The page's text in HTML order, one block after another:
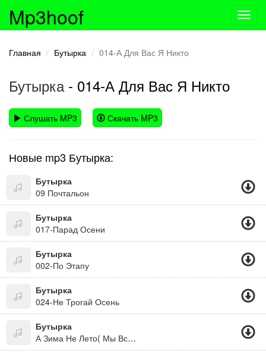
Mp3hoof
Главная Бутырка 014-А Для Вас Я Никто
Бутырка- 014-А Для Вас Я Никто
Слушать MP3 Скачать MP3
Новые mp3 Бутырка:
Бутырка
09 Почтальон
Бутырка
017-Парад Осени
Бутырка
002-По Этапу
Бутырка
024-Не Трогай Осень
Бутырка
А Зима Не Лето( Мы Все Живем Под Богом. Не Забывайте! )